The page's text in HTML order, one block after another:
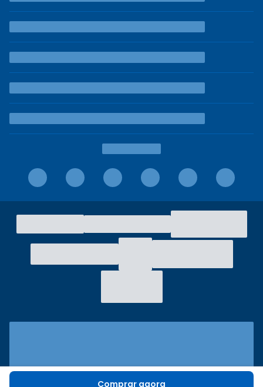
Comprar agora